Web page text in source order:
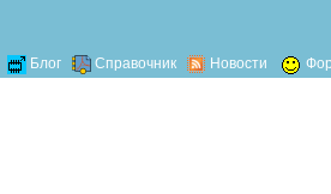
Блог Справочник Новости